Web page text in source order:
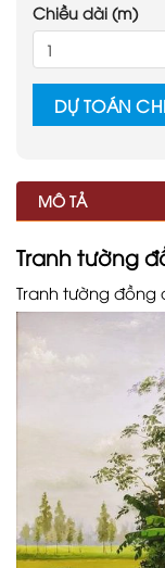
Chiều dài (m)
DỰ TOÁN
MÔ TẢ
Tranh tường
Tranh tường đồng